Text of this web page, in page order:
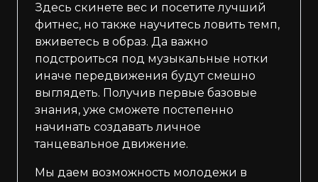
Здесь скинете вес и посетите лучший
фитнес, но также научитесь ловить темп,
вживетесь в образ. Да важно
подстроиться под музыкальные нотки
иначе передвижения будут смешно
выглядеть. Получив первые базовые
знания, уже сможете постепенно
начинать создавать личное
танцевальное движение.
Мы даем возможность молодежи в